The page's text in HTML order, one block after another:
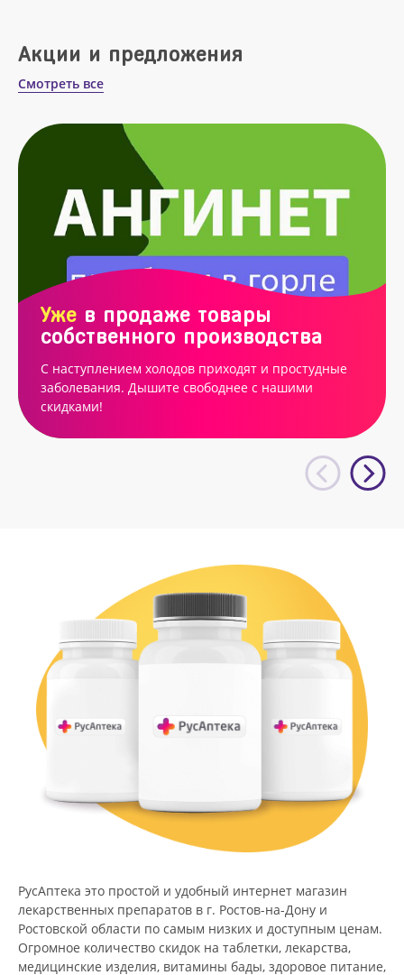
Акции и предложения
Смотреть все
Уже в продаже товары
собственного производства
С наступлением холодов приходят и простудные
заболевания. Дышите свободнее с нашими
скидками!
РусАптека это простой и удобный интернет магазин
лекарственных препаратов в г. Ростов-на-Дону и
Ростовской области по самым низких и доступным ценам.
Огромное количество скидок на таблетки, лекарства,
медицинские изделия, витамины бады, здоровое питание,